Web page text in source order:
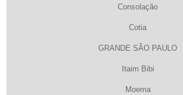
Consolação
Cotia
GRANDE SÃO PAULO
Itaim Bibi
Moema